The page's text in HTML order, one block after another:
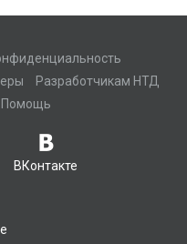
Разработчикам НТД
Помощь
ВКонтакте